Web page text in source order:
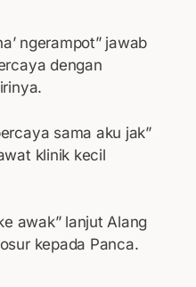
ngerampot” jawab
dengan
sama aku jak”
klinik kecil
awak” lanjut Alang
kepada Panca.